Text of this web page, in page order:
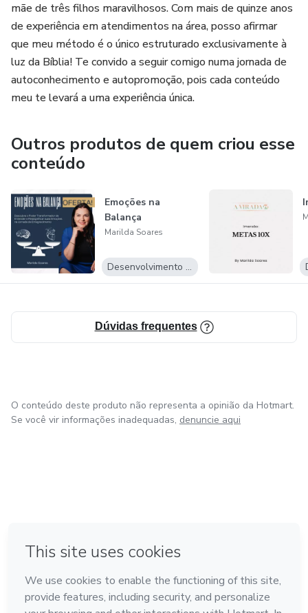
Participação em comunidade exclusiva
Dupla Certificação ao final do curso!
Capacitação para compreender as influências da história
mãe de três filhos maravilhosos. Com mais de quinze anos
de experiência em atendimentos na área, posso afirmar
que meu método é o único estruturado exclusivamente à
luz da Bíblia! Te convido a seguir comigo numa jornada de
autoconhecimento e autopromoção, pois cada conteúdo
meu te levará a uma experiência única.
Outros produtos de quem criou esse
conteúdo
Emoções na
Balança
Marilda Soares
Desenvolvimento Pessoal
Dúvidas frequentes
O conteúdo deste produto não representa a opinião da Hotmart.
Se você vir informações inadequadas, denuncie aqui
Feito com ❤ em Bogotá